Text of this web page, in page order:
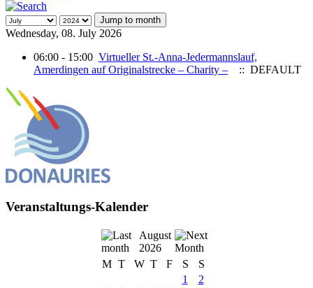
Jump to month
Wednesday, 08. July 2026
06:00 - 15:00 Virtueller St.-Anna-Jedermannslauf,
Amerdingen auf Originalstrecke – Charity –
:: DEFAULT
Veranstaltungs-Kalender
August
2026
M T W T F S
S
1
2